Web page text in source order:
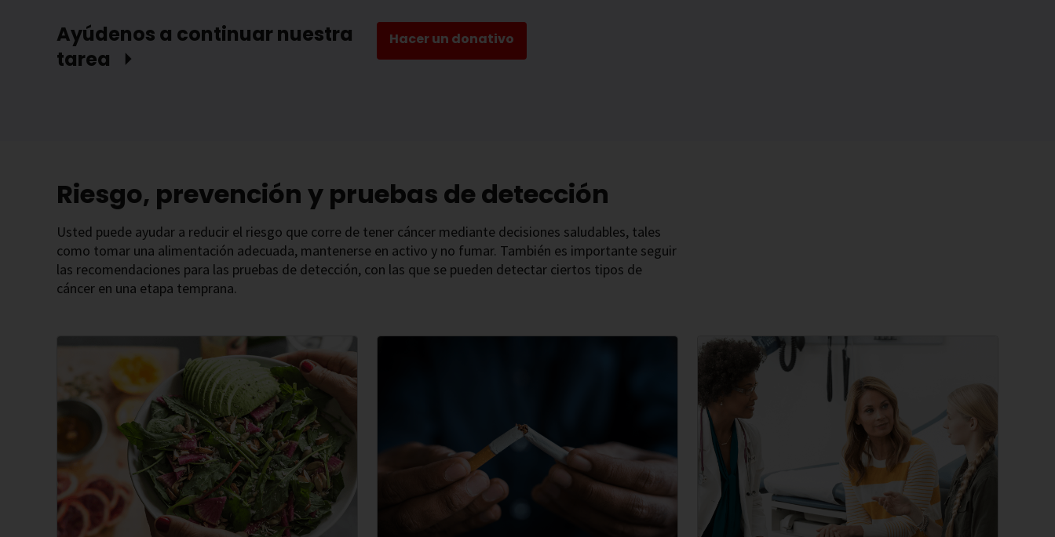
Ayúdenos a continuar nuestra
tarea ⏵
Hacer un donativo
Riesgo, prevención y pruebas de detección
Usted puede ayudar a reducir el riesgo que corre de tener cáncer mediante decisiones saludables, tales
como tomar una alimentación adecuada, mantenerse en activo y no fumar. También es importante seguir
las recomendaciones para las pruebas de detección, con las que se pueden detectar ciertos tipos de
cáncer en una etapa temprana.